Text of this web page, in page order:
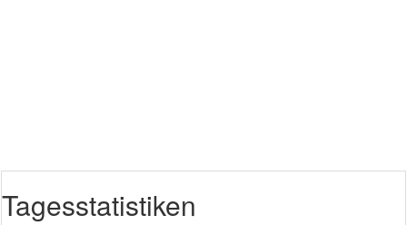
Tagesstatistiken